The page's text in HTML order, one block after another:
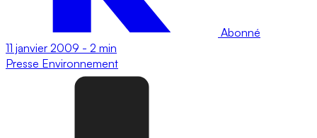
Abonné
11 janvier 2009 - 2 min
Presse Environnement